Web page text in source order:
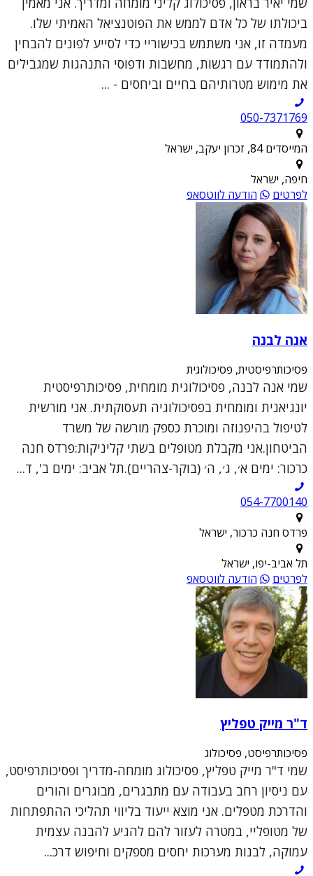
ביכולתו של כל אדם לממש את הפוטנציאל האמיתי שלו.
מעמדה זו, אני משתמש בכישוריי כדי לסייע לפונים להבחין
ולהתמודד עם רגשות, מחשבות ודפוסי התנהגות שמגבילים
את מימוש מטרותיהם בחיים וביחסים - ...
050-7371769
המייסדים 84, זכרון יעקב, ישראל
חיפה, ישראל
לפרטים
הודעה לווטסאפ
אנה לבנה
פסיכותרפיסטית, פסיכולוגית
שמי אנה לבנה, פסיכולוגית מומחית, פסיכותרפיסטית
יונגיאנית ומומחית בפסיכולוגיה תעסוקתית. אני מורשית
לטיפול בהיפנוזה ומוכרת כספק מורשה של משרד
הביטחון.אני מקבלת מטופלים בשתי קליניקות:פרדס חנה
כרכור: ימים א׳, ג׳, ה׳ (בוקר-צהריים).תל אביב: ימים ב', ד...
054-7700140
פרדס חנה כרכור, ישראל
תל אביב-יפו, ישראל
לפרטים
הודעה לווטסאפ
ד"ר מייק טפליץ
פסיכותרפיסט, פסיכולוג
שמי ד"ר מייק טפליץ, פסיכולוג מומחה-מדריך ופסיכותרפיסט,
עם ניסיון רחב בעבודה עם מתבגרים, מבוגרים והורים
והדרכת מטפלים. אני מוצא ייעוד בליווי תהליכי ההתפתחות
של מטופליי, במטרה לעזור להם להגיע להבנה עצמית
עמוקה, לבנות מערכות יחסים מספקים וחיפוש דרכ...